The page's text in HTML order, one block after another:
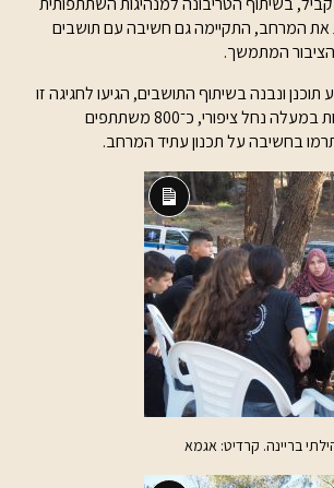
את המרחב, התקיימה גם חשיבה עם תושבים
המתמשך.
תוכנן ונבנה בשיתוף התושבים, הגיעו לחגיגה זו
של קהילה, טבע ותרבות במעלה נחל ציפורי, כ־800 משתתפים
בחשיבה על תכנון עתיד המרחב.
תיאור
ארוך
בריינה. קרדיט: אגמא